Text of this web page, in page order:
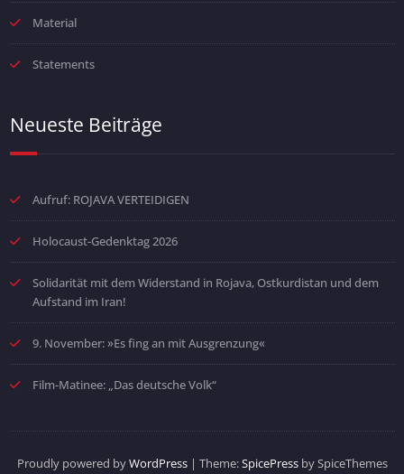
Material
Statements
Neueste Beiträge
Aufruf: ROJAVA VERTEIDIGEN
Holocaust-Gedenktag 2026
Solidarität mit dem Widerstand in Rojava, Ostkurdistan und dem
Aufstand im Iran!
9. November: »Es fing an mit Ausgrenzung«
Film-Matinee: „Das deutsche Volk“
Proudly powered byWordPress| Theme:SpicePressby SpiceThemes